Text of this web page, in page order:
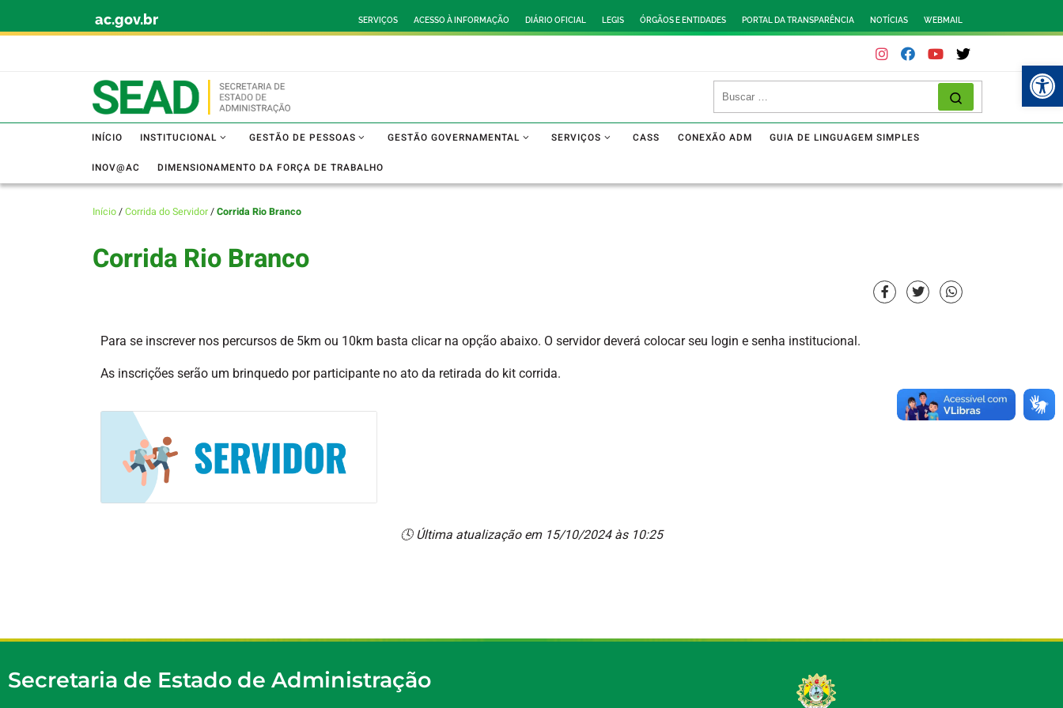
ac.gov.br SERVIÇOS ACESSO À INFORMAÇÃO DIÁRIO OFICIAL LEGIS ÓRGÃOS E ENTIDADES PORTAL DA TRANSPARÊNCIA NOTÍCIAS WEBMAIL
INÍCIO INSTITUCIONAL GESTÃO DE PESSOAS GESTÃO GOVERNAMENTAL SERVIÇOS CASS CONEXÃO ADM GUIA DE LINGUAGEM SIMPLES
INOV@AC DIMENSIONAMENTO DA FORÇA DE TRABALHO
Início/Corrida do Servidor/Corrida Rio Branco
Corrida Rio Branco
Para se inscrever nos percursos de 5km ou 10km basta clicar na opção abaixo. O servidor deverá colocar seu login e senha institucional.
As inscrições serão um brinquedo por participante no ato da retirada do kit corrida.
🕓 Última atualização em 15/10/2024 às 10:25
Secretaria de Estado de Administração